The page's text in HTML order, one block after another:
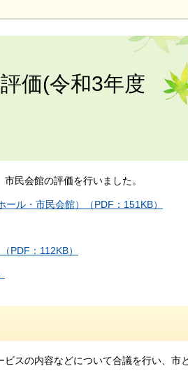
価(令和3年度
民会館の評価を行いました。
ル・市民会館）（PDF：151KB）
PDF：112KB）
スの内容などについて合議を行い、市